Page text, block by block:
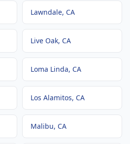
Lawndale, CA
Live Oak, CA
Loma Linda, CA
Los Alamitos, CA
Malibu, CA